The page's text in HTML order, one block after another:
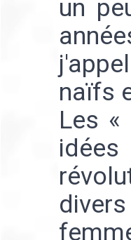
un
naïfs
Les